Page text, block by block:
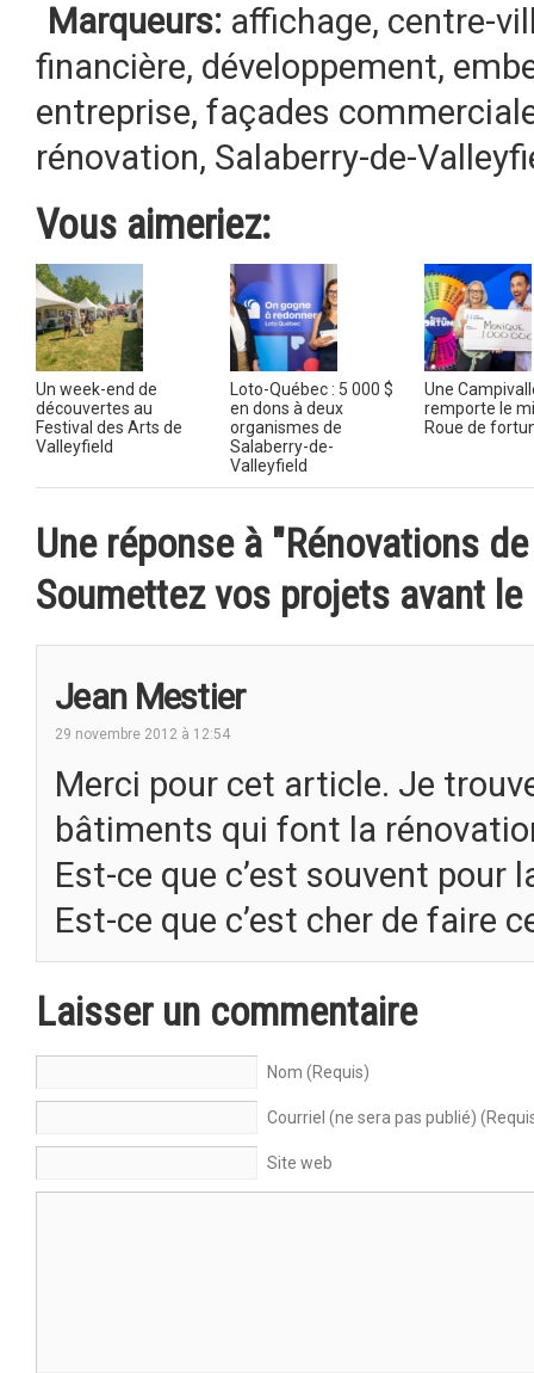
Marqueurs: affichage, centre-
financière, développement,
entreprise, façades
rénovation, Salaberry-de-
Vous aimeriez:
Un week-end de
découvertes au
Festival des Arts de
Valleyfield
Loto-Québec : 5 000 $
en dons à deux
organismes de
Salaberry-de-
Valleyfield
Une
remporte le
Roue de
Une réponse à "Rénovations
Soumettez vos projets avant
Jean Mestier
29 novembre 2012 à 12:54
Merci pour cet article. Je
bâtiments qui font la
Est-ce que c’est souvent pour
Est-ce que c’est cher de faire
Laisser un commentaire
Nom (Requis)
Courriel (ne sera pas publié)
Site web